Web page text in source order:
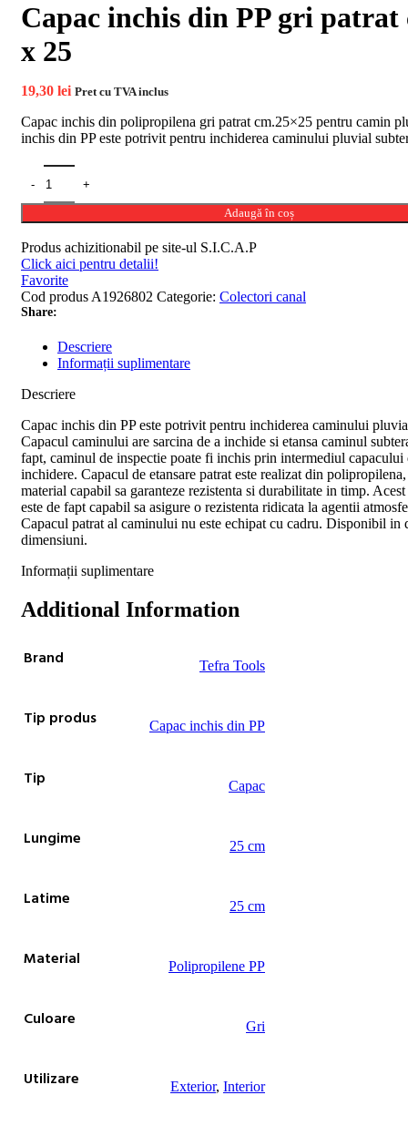
Capac inchis din PP gri patrat
x 25
19,30 lei Pret cu TVA inclus
Capac inchis din polipropilena gri patrat cm.25×25 pentru camin
inchis din PP este potrivit pentru inchiderea caminului pluvial
Adaugă în coș
Produs achizitionabil pe site-ul S.I.C.A.P
Click aici pentru detalii!
Favorite
Cod produs A1926802 Categorie: Colectori canal
Share:
Descriere
Informații suplimentare
Descriere
Capac inchis din PP este potrivit pentru inchiderea caminului
Capacul caminului are sarcina de a inchide si etansa caminul
fapt, caminul de inspectie poate fi inchis prin intermediul capacului
inchidere. Capacul de etansare patrat este realizat din
material capabil sa garanteze rezistenta si durabilitate in timp.
este de fapt capabil sa asigure o rezistenta ridicata la agentii
Capacul patrat al caminului nu este echipat cu cadru. Disponibil in
dimensiuni.
Informații suplimentare
Additional Information
Brand Tefra Tools
Tip produs Capac inchis din PP
Tip Capac
Lungime 25 cm
Latime 25 cm
Material Polipropilene PP
Culoare Gri
Utilizare Exterior, Interior